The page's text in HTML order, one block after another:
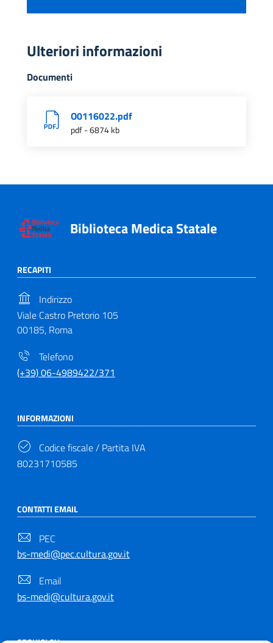
Ulteriori informazioni
Documenti
O0116022.pdf
pdf - 6874 kb
Biblioteca Medica Statale
RECAPITI
Indirizzo
Viale Castro Pretorio 105
00185, Roma
Telefono
(+39) 06-4989422/371
INFORMAZIONI
Codice fiscale / Partita IVA
80231710585
CONTATTI EMAIL
PEC
bs-medi@pec.cultura.gov.it
Email
bs-medi@cultura.gov.it